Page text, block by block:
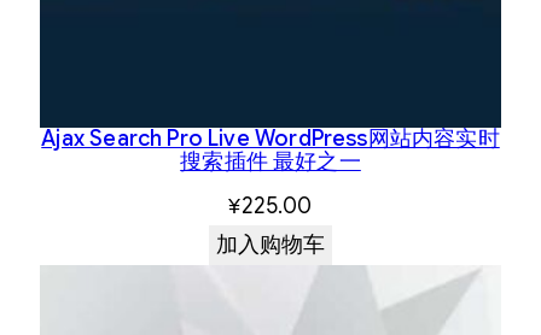
Ajax Search Pro Live WordPress网站内容实时
搜索插件 最好之一
¥225.00
加入购物车